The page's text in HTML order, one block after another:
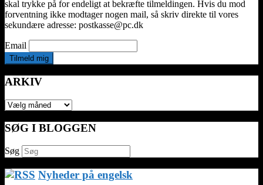
skal trykke på for endeligt at bekræfte tilmeldingen. Hvis du mod
forventning ikke modtager nogen mail, så skriv direkte til vores
sekundære adresse: postkasse@pc.dk
Email
ARKIV
ARKIV
SØG I BLOGGEN
Søg
Nyheder på engelsk